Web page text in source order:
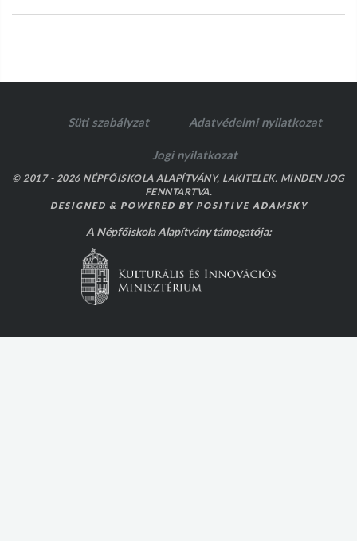
Süti szabályzat Adatvédelmi nyilatkozat
Jogi nyilatkozat
© 2017 - 2026 NÉPFŐISKOLA ALAPÍTVÁNY, LAKITELEK. MINDEN JOG
FENNTARTVA.
DESIGNED & POWERED BY POSITIVE ADAMSKY
A Népfőiskola Alapítvány támogatója: